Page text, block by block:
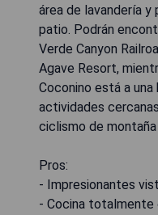
área de lavandería y
patio. Podrán
Verde Canyon
Agave Resort,
Coconino está a
actividades
ciclismo de
Pros:
- Impresionantes
- Cocina totalmente